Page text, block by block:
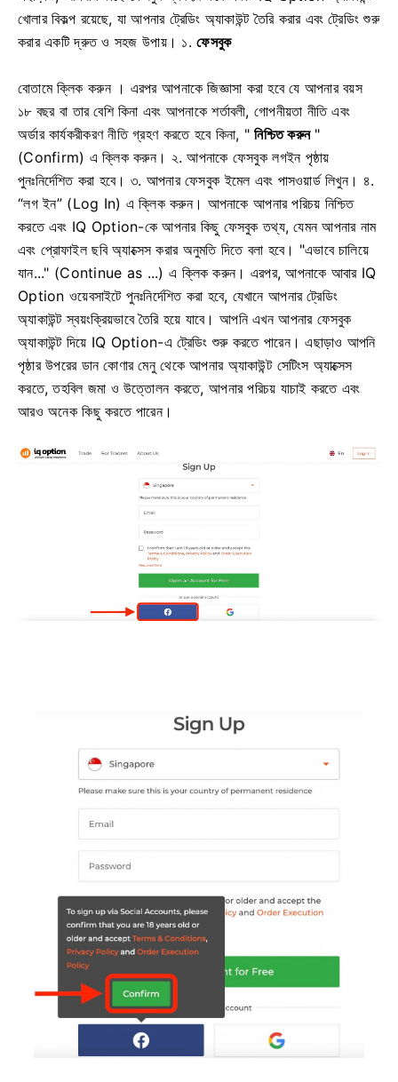
খোলার বিকল্প রয়েছে, যা আপনার ট্রেডিং অ্যাকাউন্ট তৈরি করার এবং ট্রেডিং শুরু
করার একটি দ্রুত ও সহজ উপায়। ১.ফেসবুক
বোতামে ক্লিক করুন । এরপর আপনাকে জিজ্ঞাসা করা হবে যে আপনার বয়স
১৮ বছর বা তার বেশি কিনা এবং আপনাকে শর্তাবলী, গোপনীয়তা নীতি এবং
অর্ডার কার্যকরীকরণ নীতি গ্রহণ করতে হবে কিনা, "নিশ্চিত করুন"
(Confirm) এ ক্লিক করুন। ২. আপনাকে ফেসবুক লগইন পৃষ্ঠায়
পুনঃনির্দেশিত করা হবে। ৩. আপনার ফেসবুক ইমেল এবং পাসওয়ার্ড লিখুন। ৪.
“লগ ইন” (Log In) এ ক্লিক করুন। আপনাকে আপনার পরিচয় নিশ্চিত
করতে এবং IQ Option-কে আপনার কিছু ফেসবুক তথ্য, যেমন আপনার নাম
এবং প্রোফাইল ছবি অ্যাক্সেস করার অনুমতি দিতে বলা হবে। "এভাবে চালিয়ে
যান..." (Continue as ...) এ ক্লিক করুন। এরপর, আপনাকে আবার IQ
Option ওয়েবসাইটে পুনঃনির্দেশিত করা হবে, যেখানে আপনার ট্রেডিং
অ্যাকাউন্ট স্বয়ংক্রিয়ভাবে তৈরি হয়ে যাবে। আপনি এখন আপনার ফেসবুক
অ্যাকাউন্ট দিয়ে IQ Option-এ ট্রেডিং শুরু করতে পারেন। এছাড়াও আপনি
পৃষ্ঠার উপরের ডান কোণার মেনু থেকে আপনার অ্যাকাউন্ট সেটিংস অ্যাক্সেস
করতে, তহবিল জমা ও উত্তোলন করতে, আপনার পরিচয় যাচাই করতে এবং
আরও অনেক কিছু করতে পারেন।